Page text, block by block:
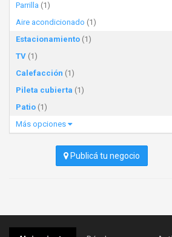
Parrilla (1)
Aire acondicionado (1)
Estacionamiento (1)
TV (1)
Calefacción (1)
Pileta cubierta (1)
Patio (1)
Más opciones
Publicá tu negocio